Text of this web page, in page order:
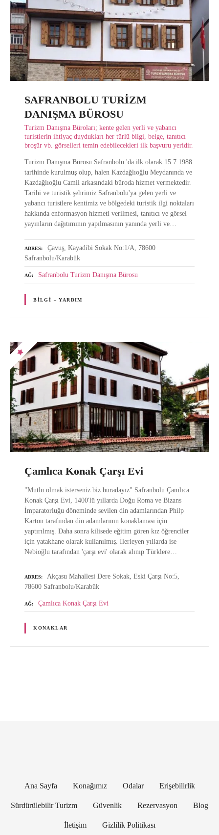
SAFRANBOLU TURİZM
DANIŞMA BÜROSU
Turizm Danışma Büroları; kente gelen yerli ve yabancı
turistlerin ihtiyaç duydukları her türlü bilgi, belge, tanıtıcı
broşür vb. görselleri temin edebilecekleri ilk başvuru yeridir.
Turizm Danışma Bürosu Safranbolu 'da ilk olarak 15.7.1988
tarihinde kurulmuş olup, halen Kazdağlıoğlu Meydanında ve
Kazdağlıoğlu Camii arkasındaki büroda hizmet vermektedir.
Tarihi ve turistik şehrimiz Safranbolu'ya gelen yerli ve
yabancı turistlere kentimiz ve bölgedeki turistik ilgi noktaları
hakkında enformasyon hizmeti verilmesi, tanıtıcı ve görsel
yayınların dağıtımının yapılmasının yanında yerli ve…
ADRES
Çavuş, Kayadibi Sokak No:1/A, 78600
Safranbolu/Karabük
AĞ Safranbolu Turizm Danışma Bürosu
BILGI – YARDIM
Çamlıca Konak Çarşı Evi
"Mutlu olmak isterseniz biz buradayız" Safranbolu Çamlıca
Konak Çarşı Evi, 1400'lü yıllarda Doğu Roma ve Bizans
İmparatorluğu döneminde sevilen din adamlarından Philp
Karton tarafından din adamlarının konaklaması için
yaptırılmış. Daha sonra kilisede eğitim gören kız öğrenciler
için yatakhane olarak kullanılmış. İlerleyen yıllarda ise
Nebioğlu tarafından 'çarşı evi' olarak alınıp Türklere…
ADRES
Akçasu Mahallesi Dere Sokak, Eski Çarşı No:5,
78600 Safranbolu/Karabük
AĞ Çamlıca Konak Çarşı Evi
KONAKLAR
i
Ana Sayfa Konağımız Odalar Erişebilirlik
Sürdürülebilir Turizm Güvenlik Rezervasyon Blog
İletişim Gizlilik Politikası